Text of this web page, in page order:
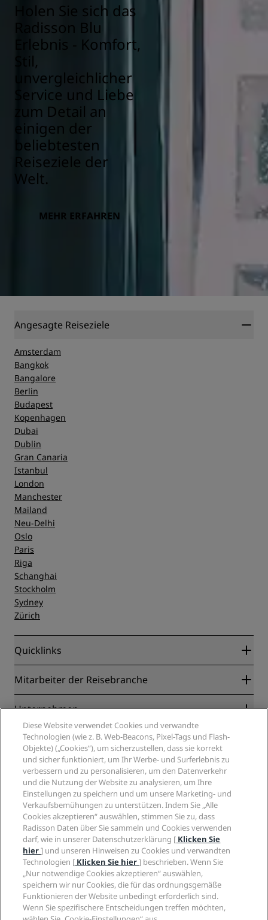
Holen Sie sich das
Radisson Blu
Erlebnis - Komfort,
Stil,
unvergleichlicher
Service und Liebe
zum Detail an
einigen der
beliebtesten
Reiseziele der
Welt.
MEHR ERFAHREN
Angesagte Reiseziele
Amsterdam
Bangkok
Bangalore
Berlin
Budapest
Kopenhagen
Dubai
Dublin
Gran Canaria
Istanbul
London
Manchester
Mailand
Neu-Delhi
Oslo
Paris
Riga
Schanghai
Stockholm
Sydney
Zürich
Quicklinks
Radisson Rewards
Blog
Neue und aufstrebende Hotels
Radisson Hotels APP
„Sports Approved“-Hotels
Familienfreundliche Hotels
Gesundheit & Sicherheit
Mitarbeiter der Reisebranche
Partner
Reisebüros
Unternehmen
Radisson Hotel Group
Medien
Karriere RHG
Karriere PPHE
Karrieren EHL
The Club by RHG
Entwicklungsmöglichkeiten
Responsible Business – Unser Engagement
Einkauf
Rechtliches
Privacy Centre
Rechtliche Hinweise
Radisson Rewards Geschäftsbedingungen
Website-Nutzungsvereinbarung
Digitale Barrierefreiheit
Moderne Sklaverei – Erklärung
Hilfe
Verbrauchermeldungen
Kontakt
FAQ
Inhaltsübersicht
Soziale Medien
Marken von Radisson Hotels
Diese Website verwendet Cookies und verwandte
Technologien (wie z. B. Web-Beacons, Pixel-Tags und Flash-
Objekte) („Cookies“), um sicherzustellen, dass sie korrekt
und sicher funktioniert, um Ihr Werbe- und Surferlebnis zu
verbessern und zu personalisieren, um den Datenverkehr
und die Nutzung der Website zu analysieren, um Ihre
Einstellungen zu speichern und um unsere Marketing- und
Verkaufsbemühungen zu unterstützen. Indem Sie „Alle
Cookies akzeptieren“ auswählen, stimmen Sie zu, dass
Radisson Daten über Sie sammeln und Cookies verwenden
darf, wie in unserer Datenschutzerklärung [ Klicken Sie
hier] und unseren Hinweisen zu Cookies und verwandten
Technologien [ Klicken Sie hier] beschrieben. Wenn Sie
„Nur notwendige Cookies akzeptieren“ auswählen,
speichern wir nur Cookies, die für das ordnungsgemäße
Funktionieren der Website unbedingt erforderlich sind.
Wenn Sie spezifischere Entscheidungen treffen möchten,